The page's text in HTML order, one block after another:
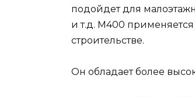
подойдет для
и т.д. М400
строительстве.
Он обладает более